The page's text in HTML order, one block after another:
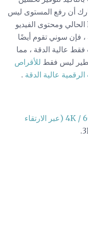
أن رفع المستوى ليس
بنفس القدرة الأصلية) للقرص Blu-ray الحالي ومحتوى الفيديو
، فإن سوني تقوم أيضًا
عالية الدقة ، مما
ليس فقط للأقراص
عالية الدقة .
4K / 60 (عبر الارتقاء